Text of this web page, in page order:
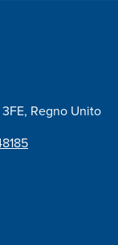
3FE, Regno Unito